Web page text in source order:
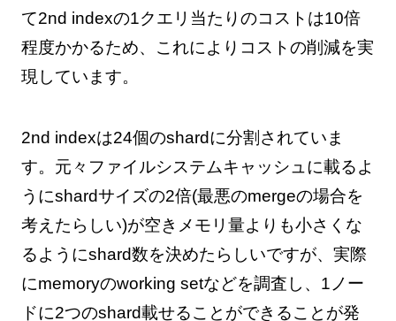
て2nd indexの1クエリ当たりのコストは10倍
程度かかるため、これによりコストの削減を実
現しています。
2nd indexは24個のshardに分割されていま
す。元々ファイルシステムキャッシュに載るよ
うにshardサイズの2倍(最悪のmergeの場合を
考えたらしい)が空きメモリ量よりも小さくな
るようにshard数を決めたらしいですが、実際
にmemoryのworking setなどを調査し、1ノー
ドに2つのshard載せることができることが発